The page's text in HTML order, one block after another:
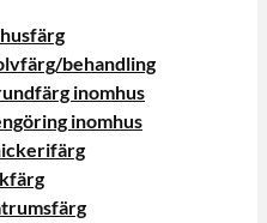
behandling
inomhus
inomhus